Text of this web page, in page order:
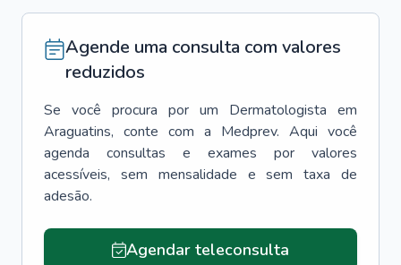
Agende uma consulta com valores
reduzidos
Se você procura por um Dermatologista em
Araguatins, conte com a Medprev. Aqui você
agenda consultas e exames por valores
acessíveis, sem mensalidade e sem taxa de
adesão.
Agendar teleconsulta